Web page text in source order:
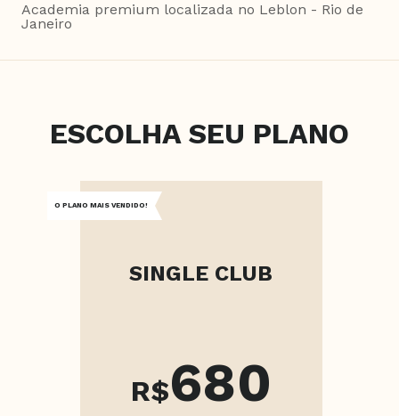
Academia premium localizada no Leblon - Rio de
Janeiro
ESCOLHA SEU PLANO
O PLANO MAIS VENDIDO!
SINGLE CLUB
R$680